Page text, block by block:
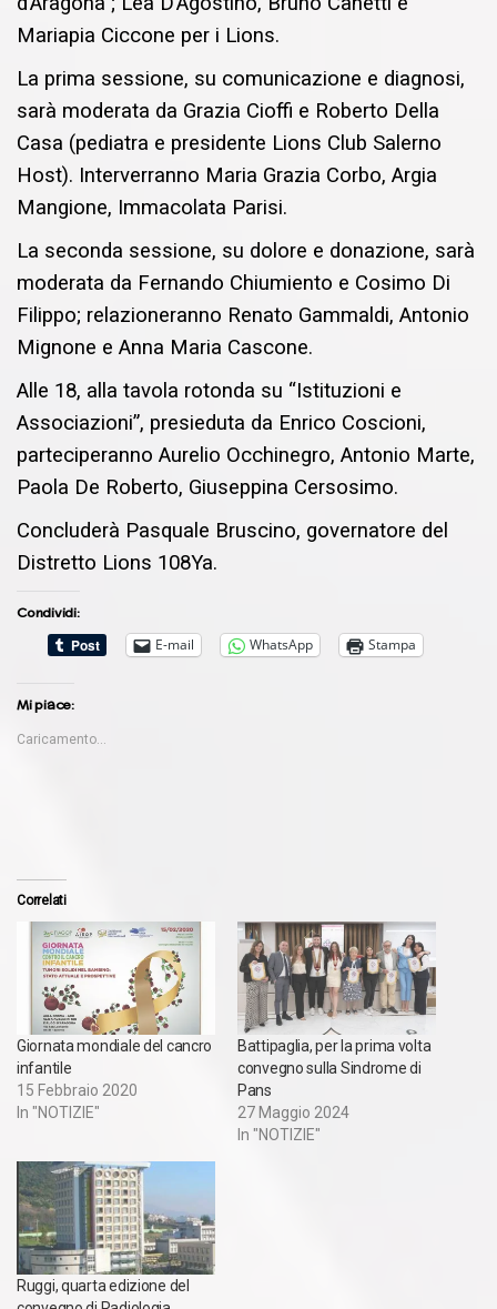
Mariapia Ciccone per i Lions.
La prima sessione, su comunicazione e diagnosi,
sarà moderata da Grazia Cioffi e Roberto Della
Casa (pediatra e presidente Lions Club Salerno
Host). Interverranno Maria Grazia Corbo, Argia
Mangione, Immacolata Parisi.
La seconda sessione, su dolore e donazione, sarà
moderata da Fernando Chiumiento e Cosimo Di
Filippo; relazioneranno Renato Gammaldi, Antonio
Mignone e Anna Maria Cascone.
Alle 18, alla tavola rotonda su “Istituzioni e
Associazioni”, presieduta da Enrico Coscioni,
parteciperanno Aurelio Occhinegro, Antonio Marte,
Paola De Roberto, Giuseppina Cersosimo.
Concluderà Pasquale Bruscino, governatore del
Distretto Lions 108Ya.
Condividi:
E-mail
WhatsApp Stampa
Mi piace:
Caricamento...
Correlati
Giornata mondiale del cancro
infantile
15 Febbraio 2020
In "NOTIZIE"
Battipaglia, per la prima volta
convegno sulla Sindrome di
Pans
27 Maggio 2024
In "NOTIZIE"
Ruggi, quarta edizione del